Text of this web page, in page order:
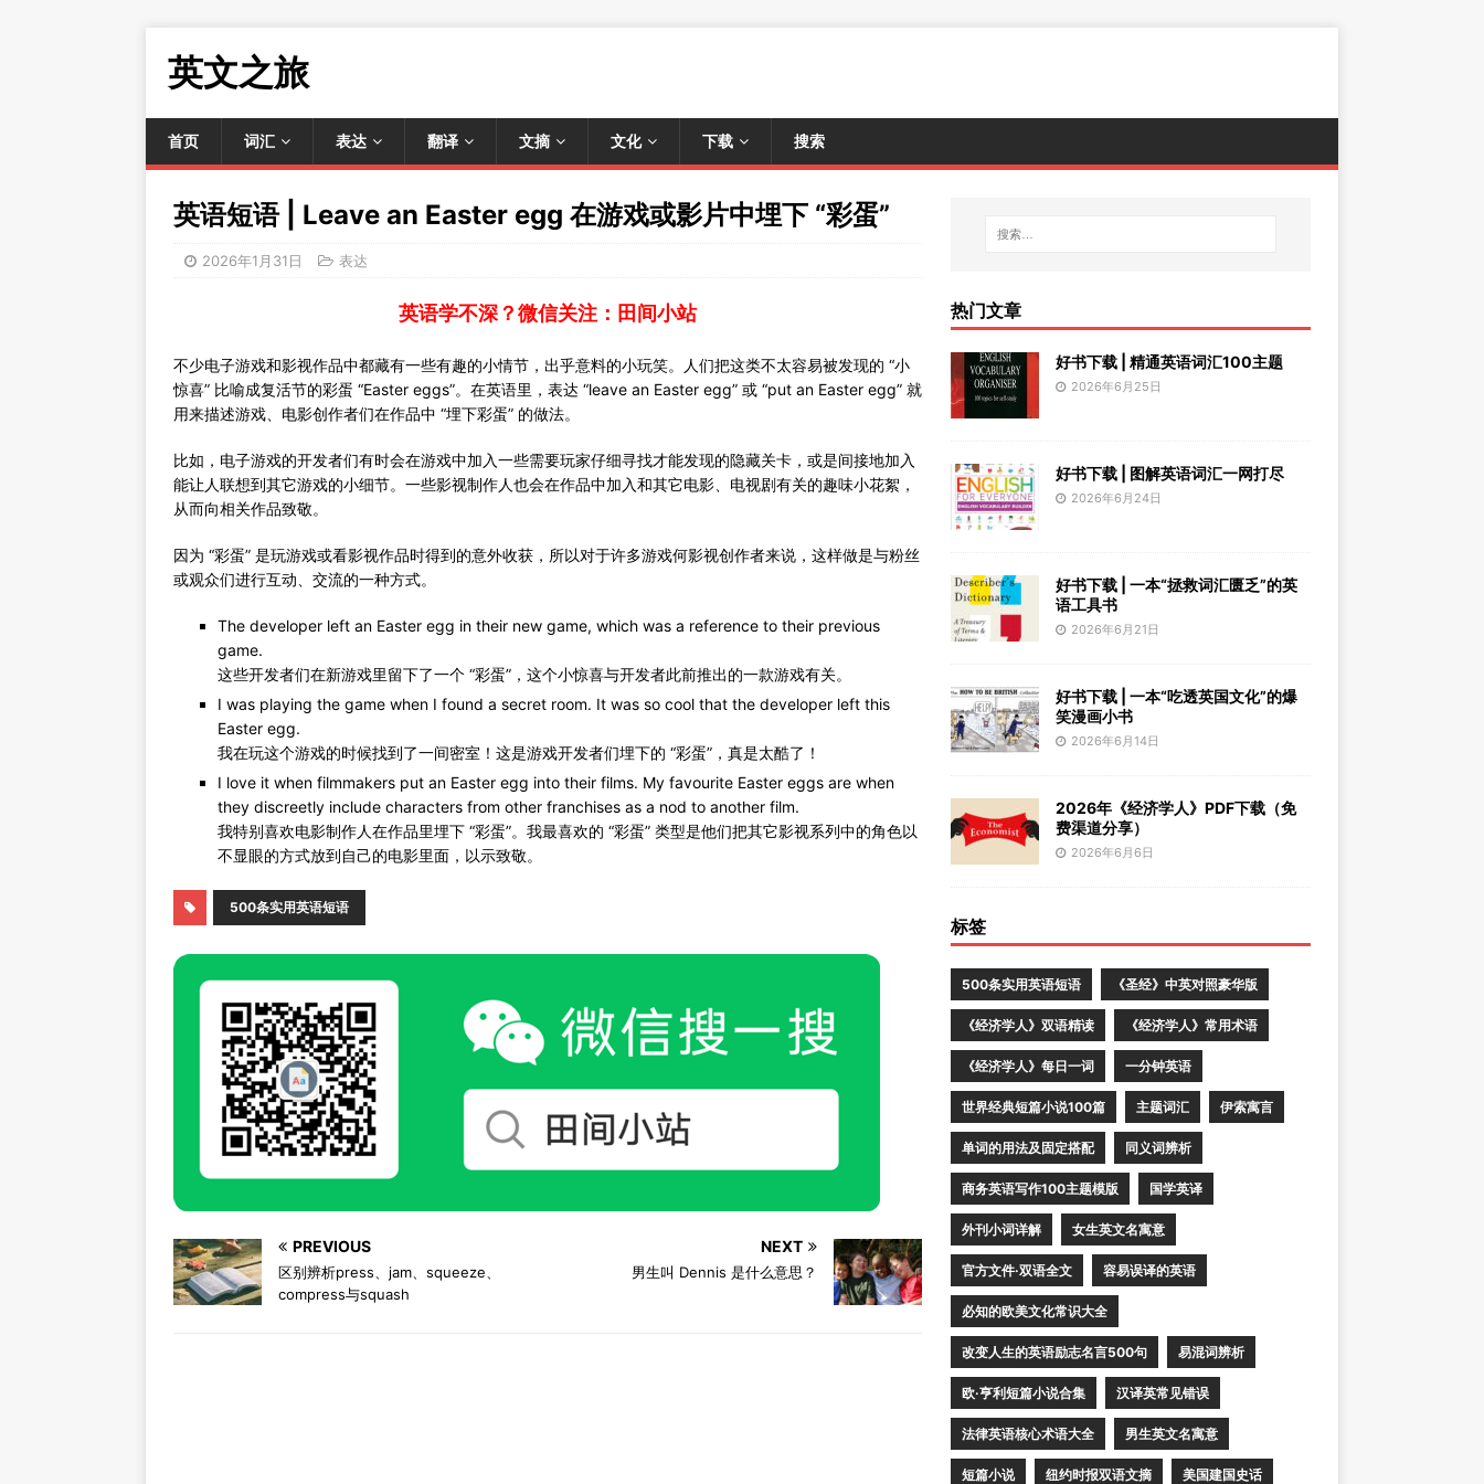
英文之旅
首页 词汇 表达 翻译 文摘 文化 下载 搜索
英语短语 | Leave an Easter egg 在游戏或影片中埋下 “彩蛋”
2026年1月31日 表达
英语学不深？微信关注：田间小站
不少电子游戏和影视作品中都藏有一些有趣的小情节，出乎意料的小玩笑。人们把这类不太容易被发现的 “小
惊喜” 比喻成复活节的彩蛋 “Easter eggs”。在英语里，表达 “leave an Easter egg” 或 “put an Easter egg” 就
用来描述游戏、电影创作者们在作品中 “埋下彩蛋” 的做法。
比如，电子游戏的开发者们有时会在游戏中加入一些需要玩家仔细寻找才能发现的隐藏关卡，或是间接地加入
能让人联想到其它游戏的小细节。一些影视制作人也会在作品中加入和其它电影、电视剧有关的趣味小花絮，
从而向相关作品致敬。
因为 “彩蛋” 是玩游戏或看影视作品时得到的意外收获，所以对于许多游戏何影视创作者来说，这样做是与粉丝
或观众们进行互动、交流的一种方式。
The developer left an Easter egg in their new game, which was a reference to their previous
game.
这些开发者们在新游戏里留下了一个 “彩蛋”，这个小惊喜与开发者此前推出的一款游戏有关。
I was playing the game when I found a secret room. It was so cool that the developer left this
Easter egg.
我在玩这个游戏的时候找到了一间密室！这是游戏开发者们埋下的 “彩蛋”，真是太酷了！
I love it when filmmakers put an Easter egg into their films. My favourite Easter eggs are when
they discreetly include characters from other franchises as a nod to another film.
我特别喜欢电影制作人在作品里埋下 “彩蛋”。我最喜欢的 “彩蛋” 类型是他们把其它影视系列中的角色以
不显眼的方式放到自己的电影里面，以示致敬。
500条实用英语短语
PREVIOUS
区别辨析press、jam、squeeze、
compress与squash
NEXT
男生叫 Dennis 是什么意思？
热门文章
好书下载 | 精通英语词汇100主题
2026年6月25日
好书下载 | 图解英语词汇一网打尽
2026年6月24日
好书下载 | 一本“拯救词汇匮乏”的英
语工具书
2026年6月21日
好书下载 | 一本“吃透英国文化”的爆
笑漫画小书
2026年6月14日
2026年《经济学人》PDF下载（免
费渠道分享）
2026年6月6日
标签
500条实用英语短语 《圣经》中英对照豪华版
《经济学人》双语精读 《经济学人》常用术语
《经济学人》每日一词 一分钟英语
世界经典短篇小说100篇 主题词汇 伊索寓言
单词的用法及固定搭配 同义词辨析
商务英语写作100主题模版 国学英译
外刊小词详解 女生英文名寓意
官方文件·双语全文 容易误译的英语
必知的欧美文化常识大全
改变人生的英语励志名言500句 易混词辨析
欧·亨利短篇小说合集 汉译英常见错误
法律英语核心术语大全 男生英文名寓意
短篇小说 纽约时报双语文摘 美国建国史话